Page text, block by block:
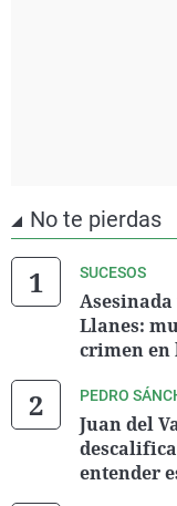
No te pierdas
SUCESOS
Llanes:
crimen
PEDRO
Juan del
entender